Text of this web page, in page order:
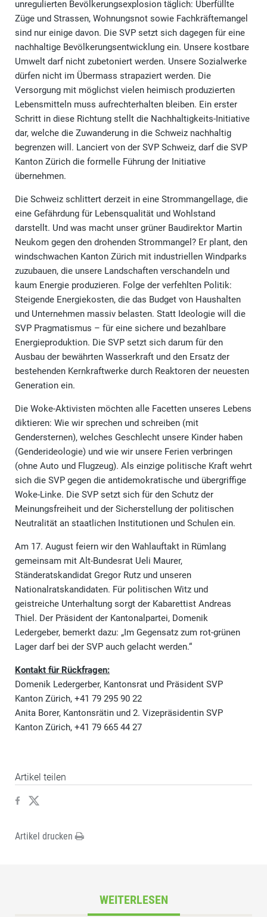
unregulierten Bevölkerungsexplosion täglich: Überfüllte
Züge und Strassen, Wohnungsnot sowie Fachkräftemangel
sind nur einige davon. Die SVP setzt sich dagegen für eine
nachhaltige Bevölkerungsentwicklung ein. Unsere kostbare
Umwelt darf nicht zubetoniert werden. Unsere Sozialwerke
dürfen nicht im Übermass strapaziert werden. Die
Versorgung mit möglichst vielen heimisch produzierten
Lebensmitteln muss aufrechterhalten bleiben. Ein erster
Schritt in diese Richtung stellt die Nachhaltigkeits-Initiative
dar, welche die Zuwanderung in die Schweiz nachhaltig
begrenzen will. Lanciert von der SVP Schweiz, darf die SVP
Kanton Zürich die formelle Führung der Initiative
übernehmen.
Die Schweiz schlittert derzeit in eine Strommangellage, die
eine Gefährdung für Lebensqualität und Wohlstand
darstellt. Und was macht unser grüner Baudirektor Martin
Neukom gegen den drohenden Strommangel? Er plant, den
windschwachen Kanton Zürich mit industriellen Windparks
zuzubauen, die unsere Landschaften verschandeln und
kaum Energie produzieren. Folge der verfehlten Politik:
Steigende Energiekosten, die das Budget von Haushalten
und Unternehmen massiv belasten. Statt Ideologie will die
SVP Pragmatismus – für eine sichere und bezahlbare
Energieproduktion. Die SVP setzt sich darum für den
Ausbau der bewährten Wasserkraft und den Ersatz der
bestehenden Kernkraftwerke durch Reaktoren der neuesten
Generation ein.
Die Woke-Aktivisten möchten alle Facetten unseres Lebens
diktieren: Wie wir sprechen und schreiben (mit
Gendersternen), welches Geschlecht unsere Kinder haben
(Genderideologie) und wie wir unsere Ferien verbringen
(ohne Auto und Flugzeug). Als einzige politische Kraft wehrt
sich die SVP gegen die antidemokratische und übergriffige
Woke-Linke. Die SVP setzt sich für den Schutz der
Meinungsfreiheit und der Sicherstellung der politischen
Neutralität an staatlichen Institutionen und Schulen ein.
Am 17. August feiern wir den Wahlauftakt in Rümlang
gemeinsam mit Alt-Bundesrat Ueli Maurer,
Ständeratskandidat Gregor Rutz und unseren
Nationalratskandidaten. Für politischen Witz und
geistreiche Unterhaltung sorgt der Kabarettist Andreas
Thiel. Der Präsident der Kantonalpartei, Domenik
Ledergeber, bemerkt dazu: „Im Gegensatz zum rot-grünen
Lager darf bei der SVP auch gelacht werden.“
Kontakt für Rückfragen:
Domenik Ledergerber, Kantonsrat und Präsident SVP
Kanton Zürich, +41 79 295 90 22
Anita Borer, Kantonsrätin und 2. Vizepräsidentin SVP
Kanton Zürich, +41 79 665 44 27
Artikel teilen
Artikel drucken
WEITERLESEN